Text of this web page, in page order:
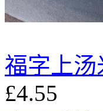
福字上汤
£4.55